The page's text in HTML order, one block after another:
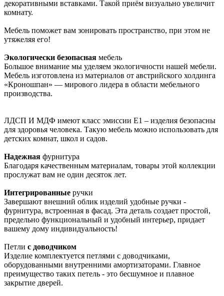
декоративными вставками. Такой приём визуально увеличит
комнату.
Мебель поможет вам зонировать пространство, при этом не
утяжеляя его!
Экологически безопасная мебель
Большое внимание мы уделяем экологичности нашей мебели.
Мебель изготовлена из материалов от австрийского холдинга
«Кроношпан» — мирового лидера в области мебельного
производства.
ЛДСП И МДФ имеют класс эмиссии Е1 – изделия безопасны
для здоровья человека. Такую мебель можно использовать для
детских комнат, школ и садов.
Надежная фурнитура
Благодаря качественным материалам, товары этой коллекции
прослужат вам не один десяток лет.
Интегрированные ручки
Завершают внешний облик изделий удобные ручки -
фурнитура, встроенная в фасад. Эта деталь создает простой,
предельно функциональный и удобный интерьер, придает
вашему дому индивидуальность!
Петли с доводчиком
Изделие комплектуется петлями с доводчиками,
оборудованными внутренними амортизаторами. Главное
преимущество таких петель - это бесшумное и плавное
закрытие дверей.